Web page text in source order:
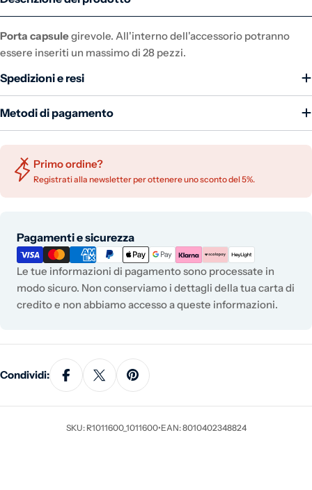
Porta capsulegirevole. All'interno dell'accessorio potranno
essere inseriti un massimo di 28 pezzi.
Spedizioni e resi
Metodi di pagamento
Primo ordine?
Registrati alla newsletter per ottenere uno sconto del 5%.
Pagamenti e sicurezza
Metodi di pagamento
Le tue informazioni di pagamento sono processate in
modo sicuro. Non conserviamo i dettagli della tua carta di
credito e non abbiamo accesso a queste informazioni.
Condividi:
SKU: R1011600_1011600•EAN: 8010402348824